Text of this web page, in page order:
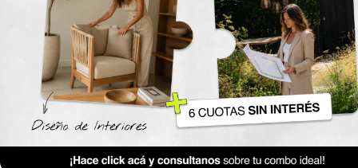
Anterior Clase
Clase 14
Materiales